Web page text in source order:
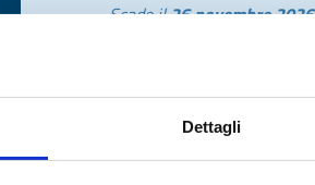
Dettagli
Scade il26 novembre 2026